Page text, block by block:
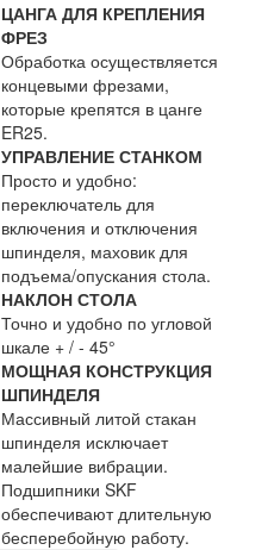
ЦАНГА ДЛЯ КРЕПЛЕНИЯ
ФРЕЗ
Обработка осуществляется
концевыми фрезами,
которые крепятся в цанге
ER25.
УПРАВЛЕНИЕ СТАНКОМ
Просто и удобно:
переключатель для
включения и отключения
шпинделя, маховик для
подъема/опускания стола.
НАКЛОН СТОЛА
Точно и удобно по угловой
шкале + / - 45°
МОЩНАЯ КОНСТРУКЦИЯ
ШПИНДЕЛЯ
Массивный литой стакан
шпинделя исключает
малейшие вибрации.
Подшипники SKF
обеспечивают длительную
бесперебойную работу.